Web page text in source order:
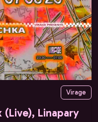
Virage
(Live), Linapary